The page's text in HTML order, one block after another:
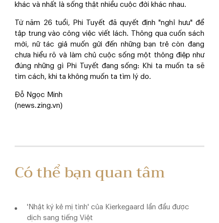
khác và nhất là sống thật nhiều cuộc đời khác nhau.
Từ năm 26 tuổi, Phi Tuyết đã quyết định "nghỉ hưu" để
tập trung vào công việc viết lách. Thông qua cuốn sách
mới, nữ tác giả muốn gửi đến những bạn trẻ còn đang
chưa hiểu rõ và làm chủ cuộc sống một thông điệp như
đúng những gì Phi Tuyết đang sống: Khi ta muốn ta sẽ
tìm cách, khi ta không muốn ta tìm lý do.
Đỗ Ngọc Minh
(news.zing.vn)
Có thể bạn quan tâm
'Nhật ký kẻ mị tình' của Kierkegaard lần đầu được
dịch sang tiếng Việt